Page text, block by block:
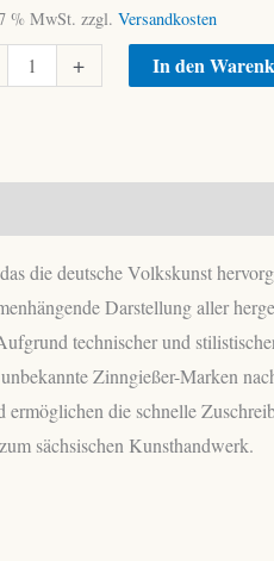
% MwSt. zzgl. Versandkosten
+ In den
die deutsche Volkskunst
Darstellung aller
technischer und
Zinngießer-Marken
die schnelle
sächsischen Kunsthandwerk.